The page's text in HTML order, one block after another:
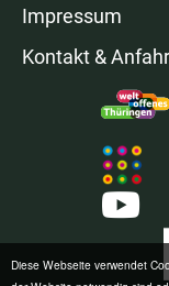
Diese Webseite verwendet
Impressum
Kontakt &